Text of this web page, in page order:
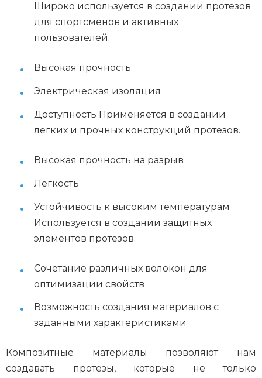
Широко используется в создании протезов
для спортсменов и активных
пользователей.
Высокая прочность
Электрическая изоляция
Доступность Применяется в создании
легких и прочных конструкций протезов.
Высокая прочность на разрыв
Легкость
Устойчивость к высоким температурам
Используется в создании защитных
элементов протезов.
Сочетание различных волокон для
оптимизации свойств
Возможность создания материалов с
заданными характеристиками
Композитные материалы позволяют нам
создавать протезы, которые не только